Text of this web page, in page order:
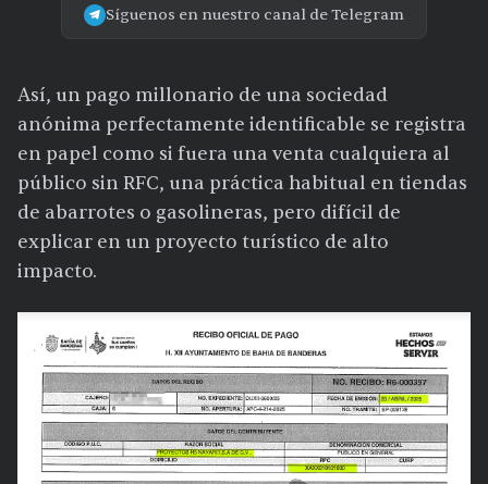
Síguenos en nuestro canal de Telegram
Así, un pago millonario de una sociedad
anónima perfectamente identificable se registra
en papel como si fuera una venta cualquiera al
público sin RFC, una práctica habitual en tiendas
de abarrotes o gasolineras, pero difícil de
explicar en un proyecto turístico de alto
impacto.